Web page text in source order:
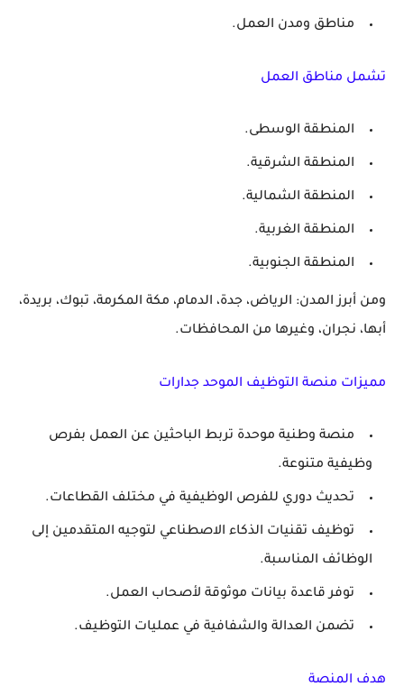
مناطق ومدن العمل.
تشمل مناطق العمل
المنطقة الوسطى.
المنطقة الشرقية.
المنطقة الشمالية.
المنطقة الغربية.
المنطقة الجنوبية.
ومن أبرز المدن: الرياض، جدة، الدمام، مكة المكرمة، تبوك، بريدة،
أبها، نجران، وغيرها من المحافظات.
مميزات منصة التوظيف الموحد جدارات
منصة وطنية موحدة تربط الباحثين عن العمل بفرص
وظيفية متنوعة.
تحديث دوري للفرص الوظيفية في مختلف القطاعات.
توظيف تقنيات الذكاء الاصطناعي لتوجيه المتقدمين إلى
الوظائف المناسبة.
توفر قاعدة بيانات موثوقة لأصحاب العمل.
تضمن العدالة والشفافية في عمليات التوظيف.
هدف المنصة